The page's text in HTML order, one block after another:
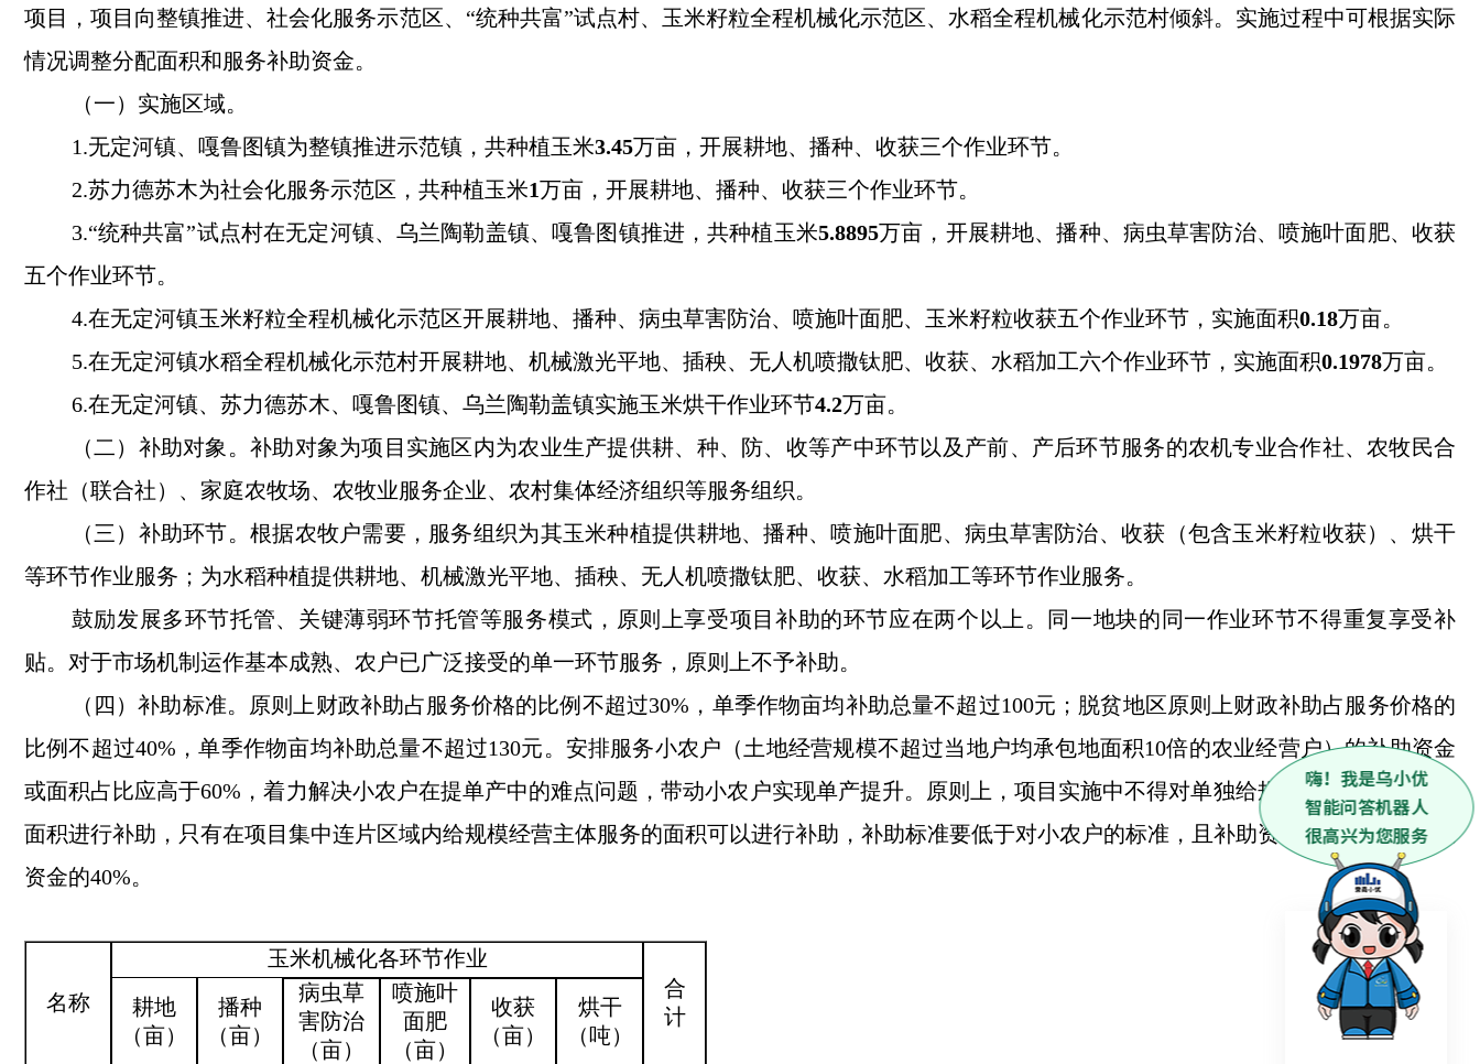
项目，项目 向整镇推进、社会化服务示范区、 “统种共富”试点村、玉米籽粒全程机械化示范区、水稻全程机械化示范村倾斜。 实施过程中可根据实际
情况调整分配面积和服务补助资金。
（一） 实施区域。
1.无定河镇、嘎鲁图镇为整镇推进示范镇，共种植玉米3.45万亩，开展耕地、播种、收获三个作业环节。
2.苏力德苏木为社会化服务示范区，共种植玉米1万亩，开展耕地、播种、收获三个作业环节。
3.“统种共富”试点村在无定河镇、乌兰陶勒盖镇、嘎鲁图镇推进，共种植玉米5.8895万亩，开展耕地、播种、病虫草害防治、喷施叶面肥、收获
五个作业环节。
4.在无定河镇玉米籽粒全程机械化示范区开展耕地、播种、病虫草害防治、喷施叶面肥、玉米籽粒收获五个作业环节，实施面积0.18万亩。
5.在无定河镇水稻全程机械化示范村开展耕地、机械激光平地、插秧、无人机喷撒钛肥、收获、水稻加工六个作业环节，实施面积0.1978万亩。
6.在无定河镇、苏力德苏木、嘎鲁图镇、乌兰陶勒盖镇实施玉米烘干作业环节4.2万亩。
（二）补助对象。 补助对象为项目实施区内为农业生产提供耕、种、防、收等产中环节以及产前、产后环节服务的农机专业合作社、农牧民合
作社（联合社）、家庭农牧场、农牧业服务企业、农村集体经济组织等服务组织。
（三）补助环节。 根据农牧户需要，服务组织为其玉米种植提供耕地、播种、喷施叶面肥、病虫草害防治、收获（包含玉米籽粒收获）、烘干
等环节作业服务；为水稻种植提供耕地、机械激光平地、插秧、无人机喷撒钛肥、收获、水稻加工等环节作业服务。
鼓励发展多环节托管、关键薄弱环节托管等服务模式，原则上享受项目补助的环节应在两个以上。同一地块的同一作业环节不得重复享受补
贴。对于市场机制运作基本成熟、农户已广泛接受的单一环节服务，原则上不予补助。
（四）补助标准。 原则上财政补助占服务价格的比例不超过30%，单季作物亩均补助总量不超过100元；脱贫地区原则上财政补助占服务价格的
比例不超过40%，单季作物亩均补助总量不超过130元。安排服务小农户（土地经营规模不超过当地户均承包地面积10倍的农业经营户）的补助资金
或面积占比应高于60%，着力解决小农户在提单产中的难点问题，带动小农户实现单产提升。原则上，项目实施中不得对单独给规模经营主体服务的
面积进行补助，只有在项目集中连片区域内给规模经营主体服务的面积可以进行补助，补助标准要低于对小农户的标准，且补助资金不得超过项目总
资金的40%。
名称
玉米机械化各环节作业
合
计
耕地
（亩）
播种
（亩）
病虫草
害防治
（亩）
喷施叶
面肥
（亩）
收获
（亩）
烘干
（吨）